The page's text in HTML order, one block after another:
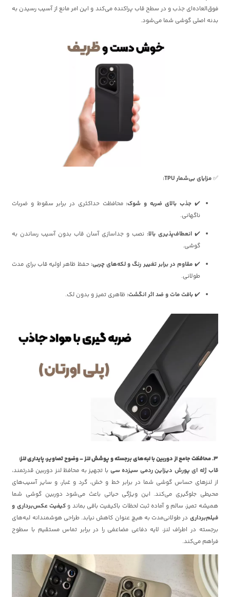
فوق‌العاده‌ای جذب و در سطح قاب پراکنده می‌کند و این امر مانع از آسیب رسیدن به
بدنه اصلی گوشی شما می‌شود.
✅مزایای بی‌شمار TPU:
✔️جذب بالای ضربه و شوک: محافظت حداکثری در برابر سقوط و ضربات
ناگهانی.
✔️انعطاف‌پذیری بالا: نصب و جداسازی آسان قاب بدون آسیب رساندن به
گوشی.
✔️ مقاوم در برابر تغییر رنگ و لکه‌های چربی: حفظ ظاهر اولیه قاب برای مدت
طولانی.
✔️بافت مات و ضد اثر انگشت: ظاهری تمیز و بدون لک.
3. محافظت جامع از دوربین با لبه‌های برجسته و پوشش لنز – وضوح تصاویر، پایداری لنز:
قاب ژله ای پورش دیزاین ردمی سیزده سی با تجهیز به محافظ لنز دوربین قدرتمند،
از لنزهای حساس گوشی شما در برابر خط و خش، گرد و غبار، و سایر آسیب‌های
محیطی جلوگیری می‌کند. این ویژگی حیاتی باعث می‌شود دوربین گوشی شما
همیشه تمیز، سالم و آماده ثبت لحظات باکیفیت باقی بماند و کیفیت عکس‌برداری و
فیلم‌برداری در طولانی‌مدت به هیچ عنوان کاهش نیابد. طراحی هوشمندانه لبه‌های
برجسته در اطراف لنز، لایه دفاعی مضاعفی را در برابر تماس مستقیم با سطوح
فراهم می‌کند.